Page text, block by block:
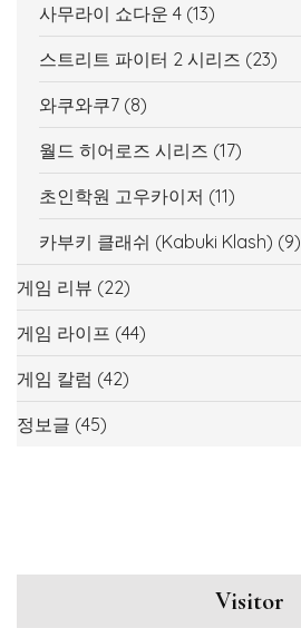
사무라이 쇼다운 4 (13)
스트리트 파이터 2 시리즈 (23)
와쿠와쿠7 (8)
월드 히어로즈 시리즈 (17)
초인학원 고우카이저 (11)
카부키 클래쉬 (Kabuki Klash) (9)
게임 리뷰 (22)
게임 라이프 (44)
게임 칼럼 (42)
정보글 (45)
Visitor